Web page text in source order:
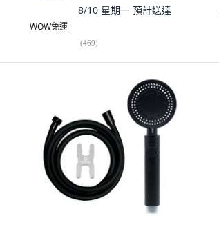
8/10 星期一 預計送達
WOW免運
(469)